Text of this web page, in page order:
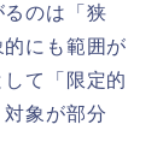
るのは「狭
にも範囲が
て「限定的
象が部分